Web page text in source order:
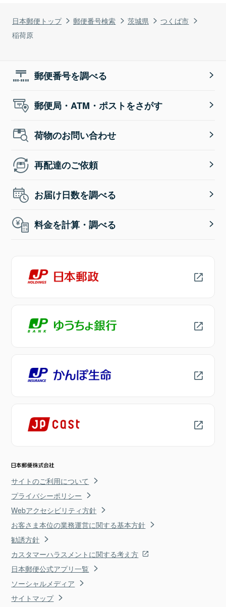
日本郵便トップ 郵便番号検索 茨城県
つくば市
稲荷原
郵便番号を調べる
郵便局・ATM・ポストをさがす
荷物のお問い合わせ
再配達のご依頼
お届け日数を調べる
料金を計算・調べる
サイトのご利用について
プライバシーポリシー
Webアクセシビリティ方針
お客さま本位の業務運営に関する基本方針
勧誘方針
カスタマーハラスメントに関する考え方
日本郵便公式アプリ一覧
ソーシャルメディア
サイトマップ